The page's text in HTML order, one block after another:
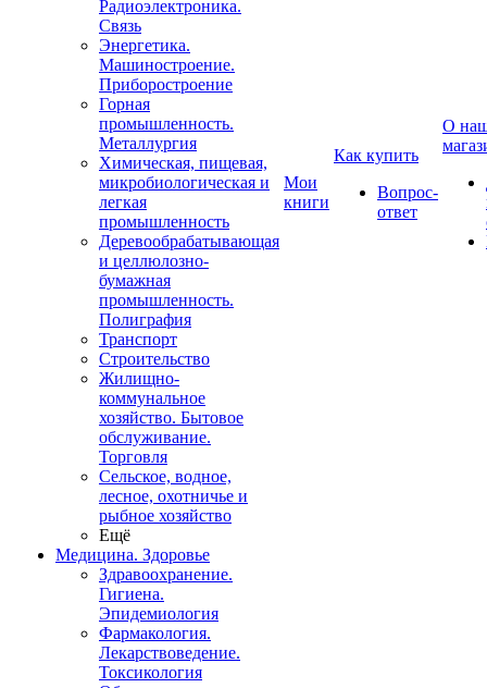
Радиоэлектроника.
Связь
Энергетика.
Машиностроение.
Приборостроение
Горная
промышленность.
Металлургия
Химическая, пищевая,
микробиологическая и
легкая
промышленность
Деревообрабатывающая
и целлюлозно-
бумажная
промышленность.
Полиграфия
Транспорт
Строительство
Жилищно-
коммунальное
хозяйство. Бытовое
обслуживание.
Торговля
Сельское, водное,
лесное, охотничье и
рыбное хозяйство
Ещё
Медицина. Здоровье
Здравоохранение.
Гигиена.
Эпидемиология
Фармакология.
Лекарствоведение.
Токсикология
Мои
книги
Как купить
Вопрос-
ответ
О